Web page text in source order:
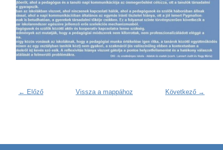
← Előző Következő →
Vissza a mappához